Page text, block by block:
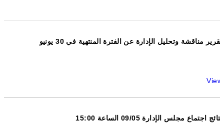
تقرير مناقشة وتحليل الإدارة عن الفترة المنتهية في 30 يونيو
View
نتائج اجتماع مجلس الإدارة 09/05 الساعة 15:00